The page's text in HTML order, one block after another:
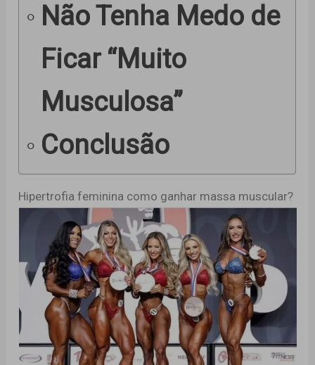
Não Tenha Medo de
Ficar “Muito
Musculosa”
Conclusão
Hipertrofia feminina como ganhar massa muscular?